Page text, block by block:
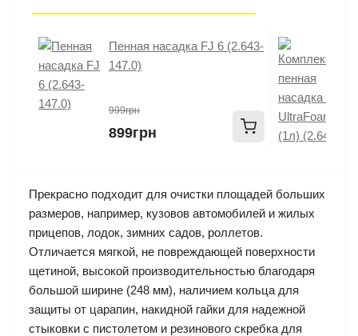
Пенная насадка FJ 6 (2.643-
147.0)
999грн
899грн
Прекрасно подходит для очистки площадей больших
размеров, например, кузовов автомобилей и жилых
прицепов, лодок, зимних садов, роллетов.
Отличается мягкой, не повреждающей поверхности
щетиной, высокой производительностью благодаря
большой ширине (248 мм), наличием кольца для
защиты от царапин, накидной гайки для надежной
стыковки с пистолетом и резинового скребка для